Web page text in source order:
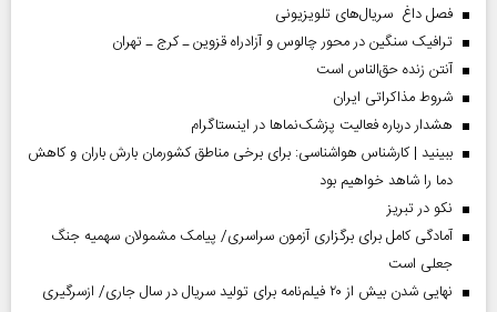
فصل داغ سریال‌های تلویزیونی
ترافیک سنگین در محور چالوس و آزادراه قزوین ـ کرج ـ تهران
آنتن زنده حق‌الناس است
شروط مذاکراتی ایران
هشدار درباره فعالیت پزشک‌نما‌ها در اینستاگرام
ببینید | کارشناس هواشناسی: برای برخی مناطق کشورمان بارش باران و کاهش
دما را شاهد خواهیم بود
نکو در تبریز
آمادگی کامل برای برگزاری آزمون سراسری/ پیامک مشمولان سهمیه جنگ
جعلی است
نهایی شدن بیش از ۲۰ فیلم‌نامه برای تولید سریال در سال جاری/ ازسرگیری